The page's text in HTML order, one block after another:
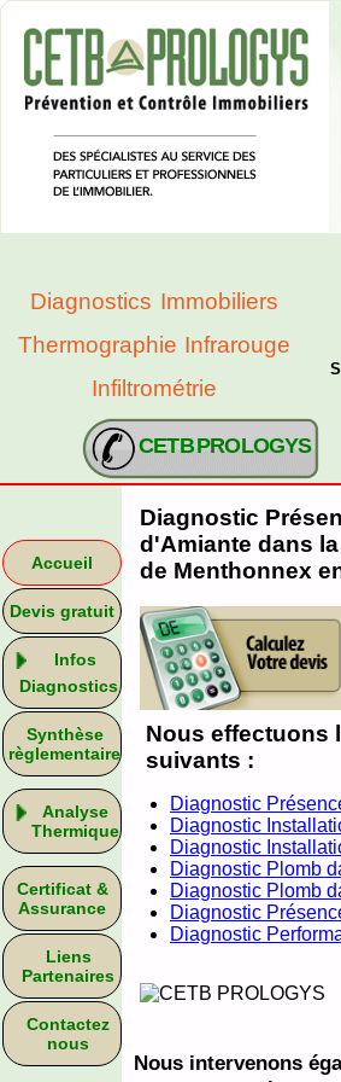
Diagnostics Immobiliers
Thermographie Infrarouge
Infiltrométrie
CETB PROLOGYS
Accueil
Devis gratuit
Infos
Diagnostics
Synthèse
règlementaire
Analyse
Thermique
Certificat &
Assurance
Liens
Partenaires
Contactez
nous
Diagnostic
d'Amiante dans
de Menthonnex
Nous effectuons
suivants :
Diagnostic
Diagnostic
Diagnostic
Diagnostic Plomb
Diagnostic Plomb
Diagnostic
Diagnostic
Nous intervenons